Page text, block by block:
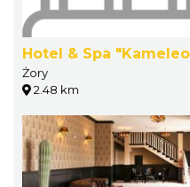
Hotel & Spa
Żory
2.48 km